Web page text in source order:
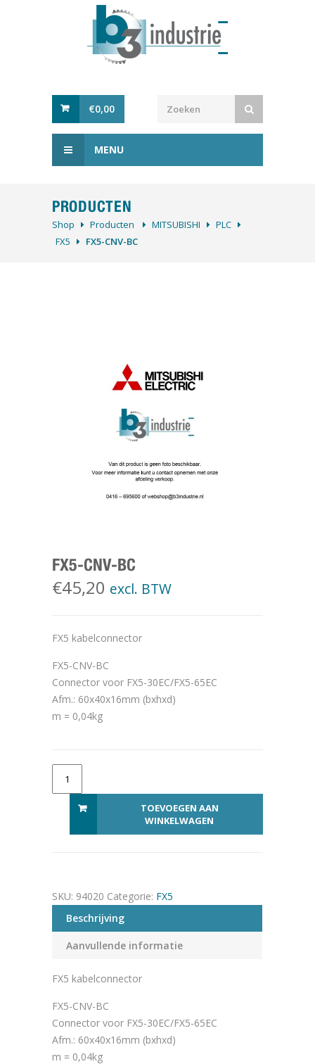
€0,00
MENU
PRODUCTEN
Shop Producten MITSUBISHI
PLC
FX5
FX5-CNV-BC
FX5-CNV-BC
€45,20 excl. BTW
FX5 kabelconnector
FX5-CNV-BC
Connector voor FX5-30EC/FX5-65EC
Afm.: 60x40x16mm (bxhxd)
m = 0,04kg
TOEVOEGEN AAN
WINKELWAGEN
SKU: 94020 Categorie: FX5
Beschrijving
Aanvullende informatie
FX5 kabelconnector
FX5-CNV-BC
Connector voor FX5-30EC/FX5-65EC
Afm.: 60x40x16mm (bxhxd)
m = 0,04kg